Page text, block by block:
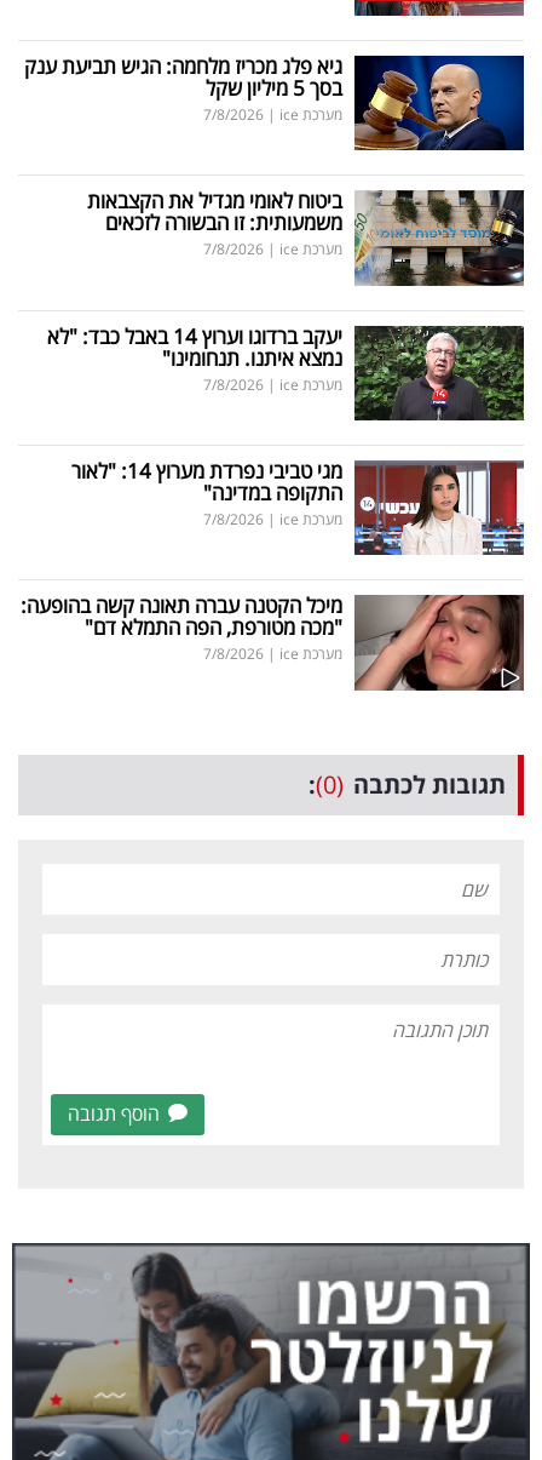
גיא פלג מכריז מלחמה: הגיש תביעת ענק
בסך 5 מיליון שקל
מערכת ice |
7/8/2026
ביטוח לאומי מגדיל את הקצבאות
משמעותית: זו הבשורה לזכאים
מערכת ice |
7/8/2026
יעקב ברדוגו וערוץ 14 באבל כבד: "לא
נמצא איתנו. תנחומינו"
מערכת ice |
7/8/2026
מגי טביבי נפרדת מערוץ 14: "לאור
התקופה במדינה"
מערכת ice |
7/8/2026
מיכל הקטנה עברה תאונה קשה בהופעה:
"מכה מטורפת, הפה התמלא דם"
מערכת ice |
7/8/2026
תגובות לכתבה (0)
:
הוסף תגובה